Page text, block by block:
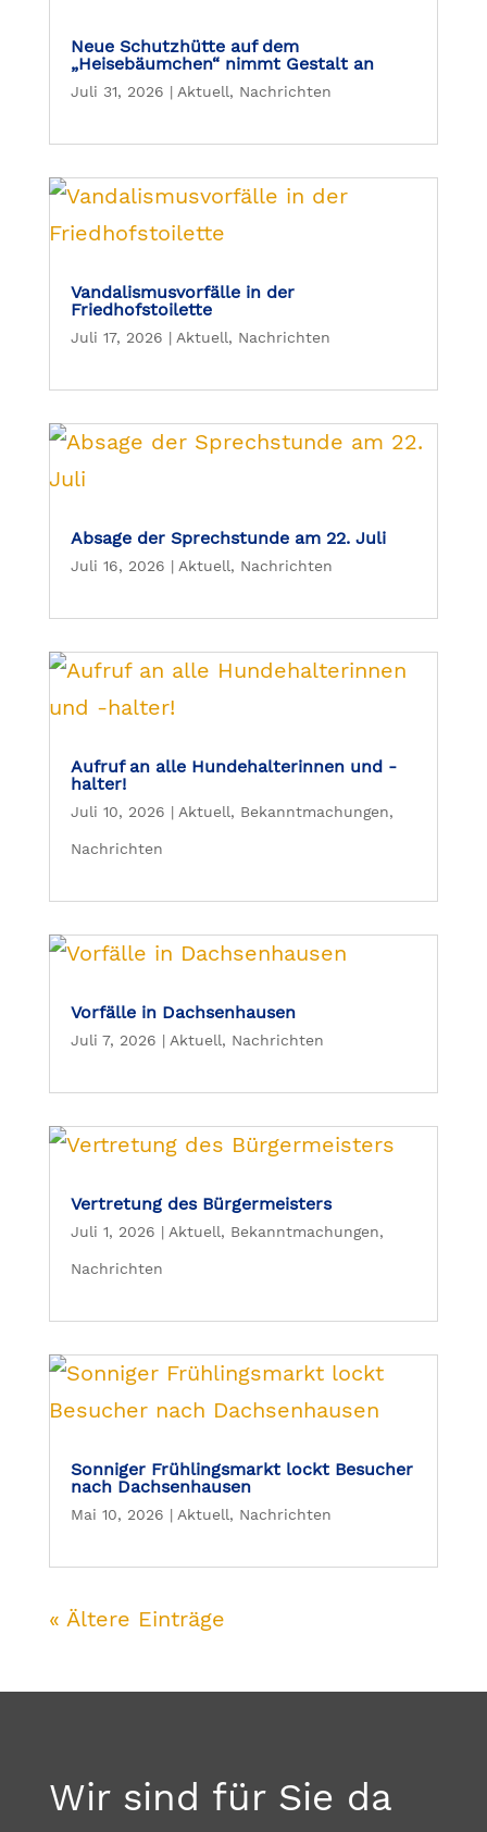
Neue Schutzhütte auf dem
„Heisebäumchen“ nimmt Gestalt an
Juli 31, 2026 | Aktuell, Nachrichten
Vandalismusvorfälle in der
Friedhofstoilette
Juli 17, 2026 | Aktuell, Nachrichten
Absage der Sprechstunde am 22. Juli
Juli 16, 2026 | Aktuell, Nachrichten
Aufruf an alle Hundehalterinnen und -
halter!
Juli 10, 2026 | Aktuell, Bekanntmachungen,
Nachrichten
Vorfälle in Dachsenhausen
Juli 7, 2026 | Aktuell, Nachrichten
Vertretung des Bürgermeisters
Juli 1, 2026 | Aktuell, Bekanntmachungen,
Nachrichten
Sonniger Frühlingsmarkt lockt Besucher
nach Dachsenhausen
Mai 10, 2026 | Aktuell, Nachrichten
« Ältere Einträge
Wir sind für Sie da